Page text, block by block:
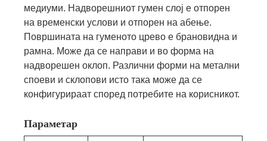
медиуми. Надворешниот гумен слој е отпорен
на временски услови и отпорен на абење.
Површината на гуменото црево е брановидна и
рамна. Може да се направи и во форма на
надворешен оклоп. Различни форми на метални
споеви и склопови исто така може да се
конфигурираат според потребите на корисникот.
Параметар